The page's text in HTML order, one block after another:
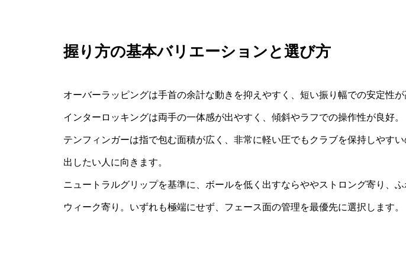
握り方の基本バリエーションと選び方
オーバーラッピングは手首の余計な動きを抑えやすく、短い振り幅での安定性が
インターロッキングは両手の一体感が出やすく、傾斜やラフでの操作性が良好。
テンフィンガーは指で包む面積が広く、非常に軽い圧でもクラブを保持しやす
出したい人に向きます。
ニュートラルグリップを基準に、ボールを低く出すならややストロング寄り、
ウィーク寄り。いずれも極端にせず、フェース面の管理を最優先に選択します。